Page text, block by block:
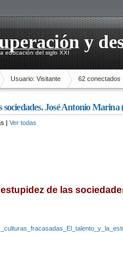
y
educación del siglo XXI
Usuario: Visitante 62 conectados
José Antonio Marina
| Ver todas
de las